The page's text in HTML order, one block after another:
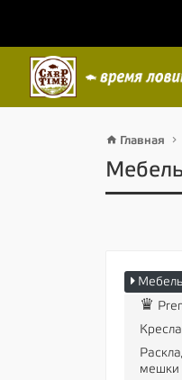
Главная
Мебель
♛
мешки